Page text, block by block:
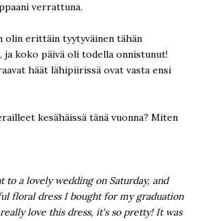
verrattuna.
olin erittäin tyytyväinen tähän
ja koko päivä oli todella onnistunut!
häät lähipiirissä ovat vasta ensi
kesähäissä tänä vuonna? Miten
to a lovely wedding on Saturday, and
floral dress I bought for my graduation
love this dress, it's so pretty! It was